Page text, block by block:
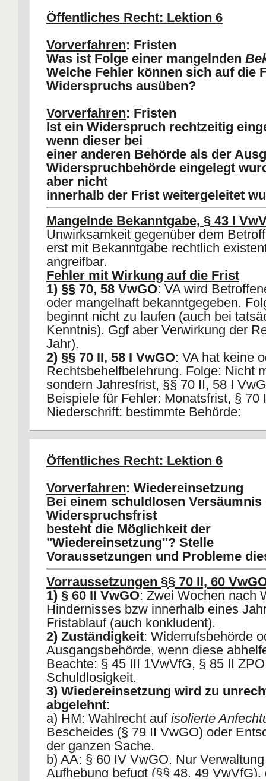
Bestimmtheitsmangel, § 37 VwVfG
beginnt zu laufen, wenn der VA nicht
nichtig ist, § 44 VwGO.
Öffentliches Recht: Lektion 6
Vorverfahren: Fristen
Was ist Folge einer mangelnden
Welche Fehler können sich auf die
Widerspruchs ausüben?
Vorverfahren: Fristen
Ist ein Widerspruch rechtzeitig
wenn dieser bei
einer anderen Behörde als der
Widerspruchbehörde eingelegt
aber nicht
innerhalb der Frist weitergeleitet
Mangelnde Bekanntgabe, § 43 I
Unwirksamkeit gegenüber dem
erst mit Bekanntgabe rechtlich
angreifbar.
Fehler mit Wirkung auf die Frist
1) §§ 70, 58 VwGO: VA wird
oder mangelhaft bekanntgegeben.
beginnt nicht zu laufen (auch bei
Kenntnis). Ggf aber Verwirkung der
Jahr).
2) §§ 70 II, 58 I VwGO: VA hat keine
Rechtsbehelfbelehrung. Folge: Nicht
sondern Jahresfrist, §§ 70 II, 58 I
Beispiele für Fehler: Monatsfrist, § 70
Niederschrift; bestimmte Behörde;
Abschriften; Eindruck eines
Charakters.
§ 70 VwGO: Ausgangs- bzw
Widerspruchsbehörde
Zwar besteht eine Amtspflicht zur
allerdings kann eine Einheit der
gefordert werden.
Ggf ist aber eine Widereinsetzung bei
Versäumnis möglich, §§ 70, 60 I
Öffentliches Recht: Lektion 6
Vorverfahren: Wiedereinsetzung
Bei einem schuldlosen Versäumnis
Widerspruchsfrist
besteht die Möglichkeit der
"Wiedereinsetzung"? Stelle
Voraussetzungen und Probleme
Vorraussetzungen §§ 70 II, 60
1) § 60 II VwGO: Zwei Wochen nach
Hindernisses bzw innerhalb eines
Fristablauf (auch konkludent).
2) Zuständigkeit: Widerrufsbehörde
Ausgangsbehörde, wenn diese
Beachte: § 45 III 1VwVfG, § 85 II
Schuldlosigkeit.
3) Wiedereinsetzung wird zu
abgelehnt:
a) HM: Wahlrecht auf isolierte
Bescheides (§ 79 II VwGO) oder
der ganzen Sache.
b) AA: § 60 IV VwGO. Nur
Aufhebung befugt (§§ 48, 49 VwVfG),